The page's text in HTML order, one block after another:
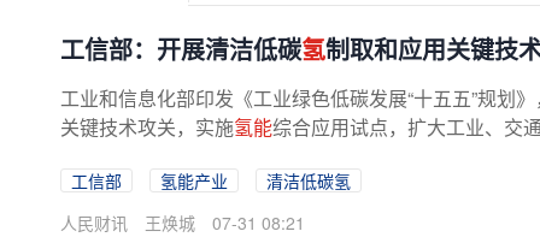
工信部：开展清洁低碳氢制取和应用关键技
工业和信息化部印发《工业绿色低碳发展“十五五”规划
关键技术攻关，实施氢能综合应用试点，扩大工业、交
工信部 氢能产业
清洁低碳氢
人民财讯
王焕城 07-31 08:21